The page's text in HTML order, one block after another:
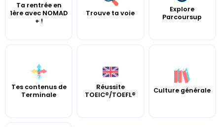
Ta rentrée en
1ère avec NOMAD
+ !
Trouve ta voie
Explore
Parcoursup
Tes contenus de
Terminale
Réussite
TOEIC®/TOEFL®
Culture générale